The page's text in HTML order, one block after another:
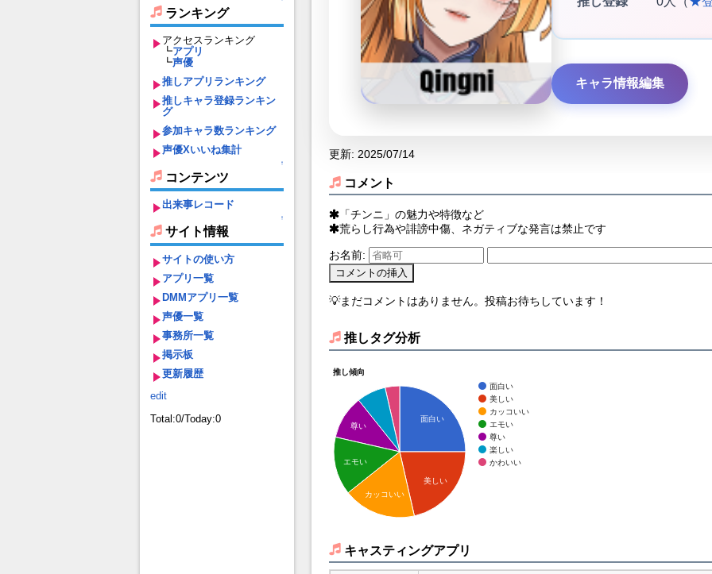
ランキング
アクセスランキング
┗アプリ
┗声優
推しアプリランキング
推しキャラ登録ランキン
グ
参加キャラ数ランキング
声優Xいいね集計
↑
コンテンツ
出来事レコード
↑
サイト情報
サイトの使い方
アプリ一覧
DMMアプリ一覧
声優一覧
事務所一覧
掲示板
更新履歴
edit
Total:0/Today:0
キャラ情報編集
更新: 2025/07/14
コメント
「チンニ」の魅力や特徴など
荒らし行為や誹謗中傷、ネガティブな発言は禁止です
お名前:
💡まだコメントはありません。投稿お待ちしています！
推しタグ分析
推し傾向
面白い
美しい
カッコいい
エモい
尊い
楽しい
かわいい
面白い
美しい
尊い
エモい
カッコいい
キャスティングアプリ